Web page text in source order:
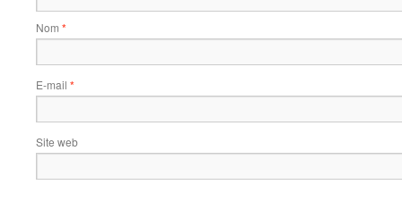
Nom *
E-mail *
Site web